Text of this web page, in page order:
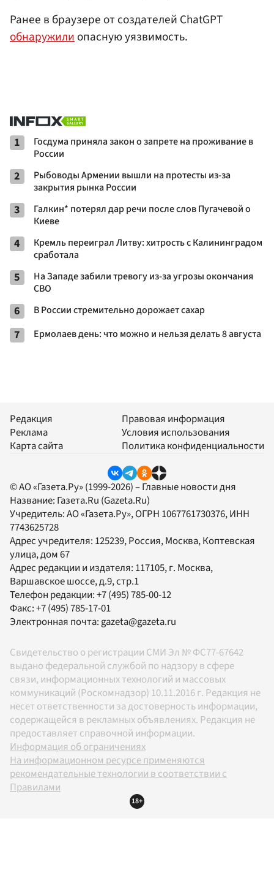
Ранее в браузере от создателей ChatGPT
обнаружилиопасную уязвимость.
1
Госдума приняла закон о запрете на проживание в
России
2
Рыбоводы Армении вышли на протесты из-за
закрытия рынка России
3
Галкин* потерял дар речи после слов Пугачевой о
Киеве
4
Кремль переиграл Литву: хитрость с Калининградом
сработала
5
На Западе забили тревогу из-за угрозы окончания
СВО
6 В России стремительно дорожает сахар
7 Ермолаев день: что можно и нельзя делать 8 августа
Редакция
Реклама
Карта сайта
Правовая информация
Условия использования
Политика конфиденциальности
© АО «Газета.Ру» (1999-2026) – Главные новости дня
Название: Газета.Ru (Gazeta.Ru)
Учредитель:АО «Газета.Ру», ОГРН 1067761730376, ИНН
7743625728
Адрес учредителя: 125239, Россия, Москва, Коптевская
улица, дом 67
Адрес редакции и издателя: 117105, г. Москва,
Варшавское шоссе, д.9, стр.1
Телефон редакции:+7 (495) 785-00-12
Факс:+7 (495) 785-17-01
Электронная почта: gazeta@gazeta.ru
Свидетельство о регистрации СМИ Эл № ФС77-67642
выдано федеральной службой по надзору в сфере
связи, информационных технологий и массовых
коммуникаций (Роскомнадзор) 10.11.2016 г. Редакция не
несет ответственности за достоверность информации,
содержащейся в рекламных объявлениях. Редакция не
предоставляет справочной информации.
Информация об ограничениях
На информационном ресурсе применяются
рекомендательные технологии в соответствии с
Правилами
18+